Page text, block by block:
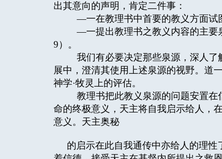
出其意向的声明，肯定二件事：
—一在教理书中首要的教义方面试
—一提出教理书之教义内容的主要
9）。
我们有必要决定那些泉源，深人了
展中，澄清其使用上述泉源的视野。道
神学·牧灵上的评估。
教理书把此教义泉源的问题安置在
命的终极意义，天主将自我启示给人，
意义。天主奥秘
的启示在此自我通传中亦给人的理